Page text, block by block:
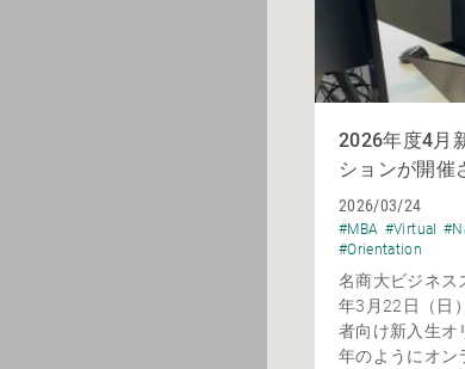
2026年度4月
ションが開催
2026/03/24
#MBA #Virtual
#Orientation
名商大ビジネス
年3月22日（日
者向け新入生オ
年のようにオン